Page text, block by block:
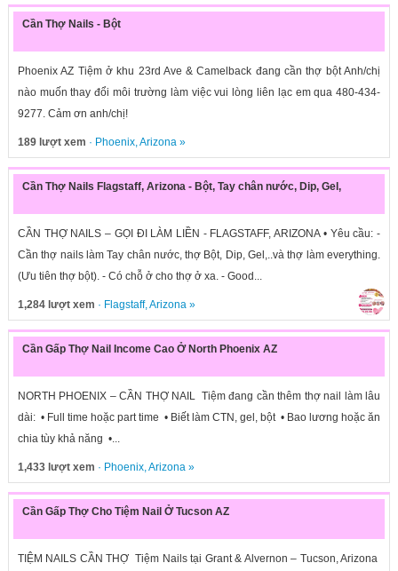
Cần Thợ Nails - Bột
Phoenix AZ Tiệm ở khu 23rd Ave & Camelback đang cần thợ bột Anh/chị
nào muốn thay đổi môi trường làm việc vui lòng liên lạc em qua 480-434-
9277. Cảm ơn anh/chị!
189 lượt xem · Phoenix,Arizona»
Cần Thợ Nails Flagstaff, Arizona - Bột, Tay chân nước, Dip, Gel,
CẦN THỢ NAILS – GỌI ĐI LÀM LIỀN - FLAGSTAFF, ARIZONA • Yêu cầu: -
Cần thợ nails làm Tay chân nước, thợ Bột, Dip, Gel,..và thợ làm everything.
(Ưu tiên thợ bột). - Có chỗ ở cho thợ ở xa. - Good...
1,284 lượt xem · Flagstaff,Arizona»
Cần Gấp Thợ Nail Income Cao Ở North Phoenix AZ
NORTH PHOENIX – CẦN THỢ NAIL Tiệm đang cần thêm thợ nail làm lâu
dài: • Full time hoặc part time • Biết làm CTN, gel, bột • Bao lương hoặc ăn
chia tùy khả năng •...
1,433 lượt xem · Phoenix,Arizona»
Cần Gấp Thợ Cho Tiệm Nail Ở Tucson AZ
TIỆM NAILS CẦN THỢ Tiệm Nails tại Grant & Alvernon – Tucson, Arizona